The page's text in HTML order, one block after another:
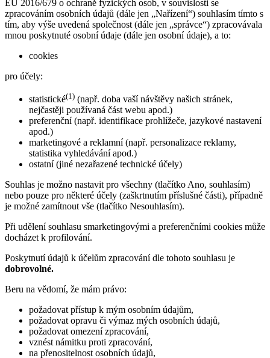
EU 2016/679 o ochraně fyzických osob, v souvislosti se
zpracováním osobních údajů (dále jen „Nařízení“) souhlasím tímto s
tím, aby výše uvedená společnost (dále jen „správce“) zpracovávala
mnou poskytnuté osobní údaje (dále jen osobní údaje), a to:
cookies
pro účely:
statistické(1) (např. doba vaší návštěvy našich stránek,
nejčastěji používaná část webu apod.)
preferenční (např. identifikace prohlížeče, jazykové nastavení
apod.)
marketingové a reklamní (např. personalizace reklamy,
statistika vyhledávání apod.)
ostatní (jiné nezařazené technické účely)
Souhlas je možno nastavit pro všechny (tlačítko Ano, souhlasím)
nebo pouze pro některé účely (zaškrtnutím příslušné části), případně
je možné zamítnout vše (tlačítko Nesouhlasím).
Při udělení souhlasu smarketingovými a preferenčními cookies může
docházet k profilování.
Poskytnutí údajů k účelům zpracování dle tohoto souhlasu je
dobrovolné.
Beru na vědomí, že mám právo:
požadovat přístup k mým osobním údajům,
požadovat opravu či výmaz mých osobních údajů,
požadovat omezení zpracování,
vznést námitku proti zpracování,
na přenositelnost osobních údajů,